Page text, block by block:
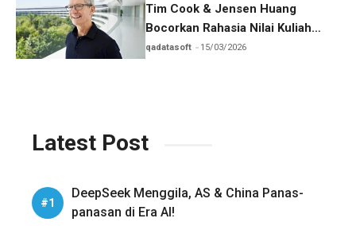
Tim Cook & Jensen Huang
Bocorkan Rahasia Nilai Kuliah
Generasi Z
qadatasoft 15/03/2026
Latest Post
DeepSeek Menggila, AS & China Panas-
panasan di Era AI!